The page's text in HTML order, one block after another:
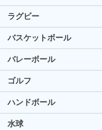
ラグビー
バスケットボール
バレーボール
ゴルフ
ハンドボール
水球